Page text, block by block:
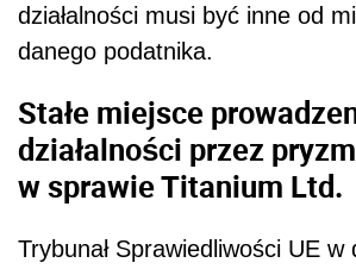
działalności musi być inne od
danego podatnika.
Stałe miejsce
działalności przez
w sprawie Titanium Ltd.
Trybunał Sprawiedliwości UE w